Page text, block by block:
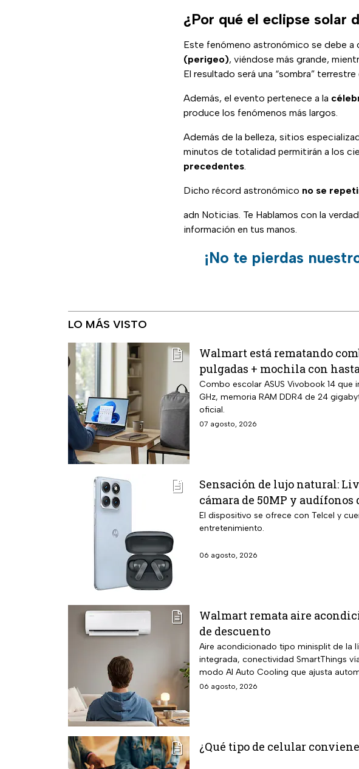
¿Por qué el eclipse solar
Este fenómeno astronómico se debe a
(perigeo), viéndose más grande,
El resultado será una “sombra”
Además, el evento pertenece a la
produce los fenómenos más largos.
Además de la belleza, sitios
minutos de totalidad permitirán a los
precedentes.
Dicho récord astronómico no se
adn Noticias. Te Hablamos con la
información en tus manos.
¡No te pierdas
LO MÁS VISTO
Walmart está rematando
pulgadas + mochila con
Combo escolar ASUS Vivobook 14
GHz, memoria RAM DDR4 de 24
oficial.
07 agosto, 2026
Sensación de lujo natural:
cámara de 50MP y audífonos
El dispositivo se ofrece con Telcel y
entretenimiento.
06 agosto, 2026
Walmart remata aire
de descuento
Aire acondicionado tipo minisplit de la
integrada, conectividad SmartThings
modo AI Auto Cooling que ajusta
06 agosto, 2026
¿Qué tipo de celular